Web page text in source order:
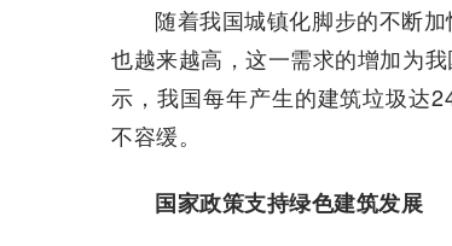
随着我国城镇化脚步的不断
也越来越高，这一需求的增加为
示，我国每年产生的建筑垃圾达
不容缓。
国家政策支持绿色建筑发展